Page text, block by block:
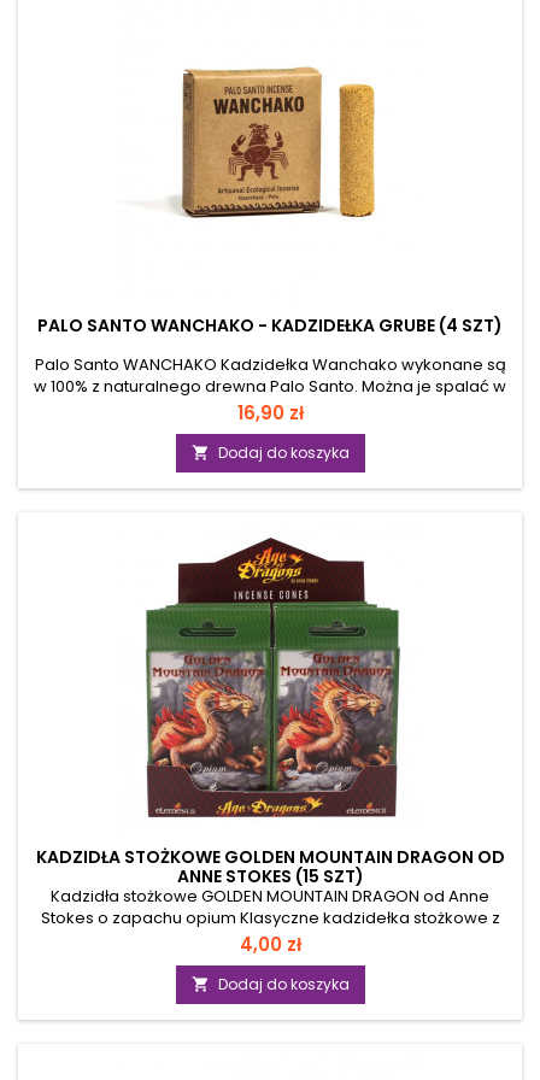
PALO SANTO WANCHAKO - KADZIDEŁKA GRUBE (4 SZT)
Palo Santo WANCHAKO Kadzidełka Wanchako wykonane są
w 100% z naturalnego drewna Palo Santo. Można je spalać w
muszli, sproszkować i spalić na węglu drzewnym lub palić jak
zwykłe kadzidełko. Uwaga: Kadzidełka są kadzielniczki czy
muszli! Widoczne na zdjęciu przedstawiają zastosowanie
produktu, lecz nie są częścią oferty. Parametry: forma
kadzidła: sprasowany walec parametry: 5 x 1,5 cm (wysokość
Cena
16,90 zł
 Dodaj do koszyka
KADZIDŁA STOŻKOWE GOLDEN MOUNTAIN DRAGON OD
ANNE STOKES (15 SZT)
Kadzidła stożkowe GOLDEN MOUNTAIN DRAGON od Anne
Stokes o zapachu opium Klasyczne kadzidełka stożkowe z
kolekcji "Age of Dragons" Anne Stokes. Każde opakowanie
zawiera 15 kadzidełek oraz metalową podstawkę. Parametry:
przeznaczenie - do palenia w klasycznych kadzielniczkach
forma kadzideł - stożki wymiary stożka - wysokość 3 cm /
średnica 1,3 cm ilość w opakowaniu - 15 sztuk Sposób użycia:
Cena
4,00 zł
 Dodaj do koszyka